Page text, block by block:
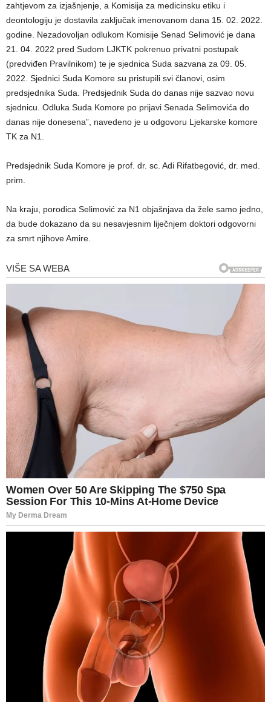
zahtjevom za izjašnjenje, a Komisija za medicinsku etiku i
deontologiju je dostavila zaključak imenovanom dana 15. 02. 2022.
godine. Nezadovoljan odlukom Komisije Senad Selimović je dana
21. 04. 2022 pred Sudom LJKTK pokrenuo privatni postupak
(predviđen Pravilnikom) te je sjednica Suda sazvana za 09. 05.
2022. Sjednici Suda Komore su pristupili svi članovi, osim
predsjednika Suda. Predsjednik Suda do danas nije sazvao novu
sjednicu. Odluka Suda Komore po prijavi Senada Selimovića do
danas nije donesena”, navedeno je u odgovoru Ljekarske komore
TK za N1.
Predsjednik Suda Komore je prof. dr. sc. Adi Rifatbegović, dr. med.
prim.
Na kraju, porodica Selimović za N1 objašnjava da žele samo jedno,
da bude dokazano da su nesavjesnim liječnjem doktori odgovorni
za smrt njihove Amire.